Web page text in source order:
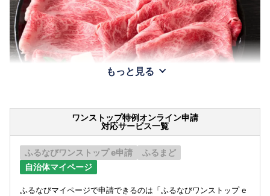
もっと見る
ワンストップ特例オンライン申請
対応サービス一覧
ふるなびワンストップ e申請
ふるまど
自治体マイページ
ふるなびマイページで申請できるのは「ふるなびワンストップ e